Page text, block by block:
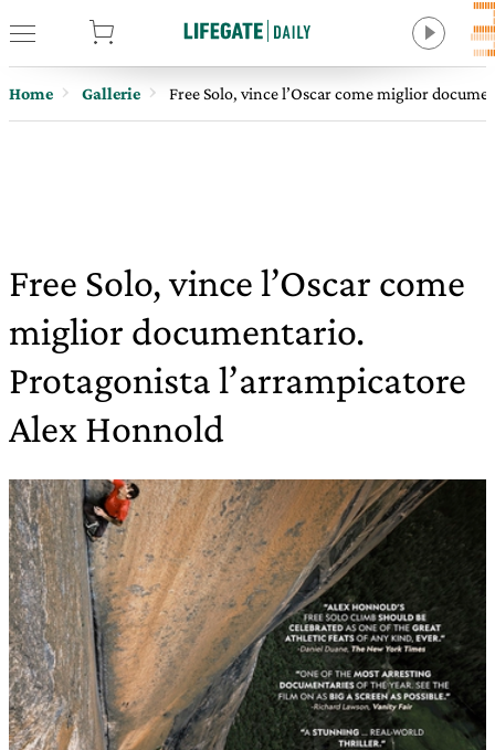
Home Gallerie Free Solo, vince l’Oscar come miglior
Free Solo, vince l’Oscar come
miglior documentario.
Protagonista l’arrampicatore
Alex Honnold